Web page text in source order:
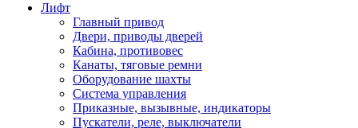
Лифт
Главный привод
Двери, приводы дверей
Кабина, противовес
Канаты, тяговые ремни
Оборудование шахты
Система управления
Приказные, вызывные, индикаторы
Пускатели, реле, выключатели